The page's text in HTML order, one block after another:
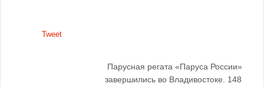
Tweet
Парусная регата «Паруса России»
завершились во Владивостоке. 148